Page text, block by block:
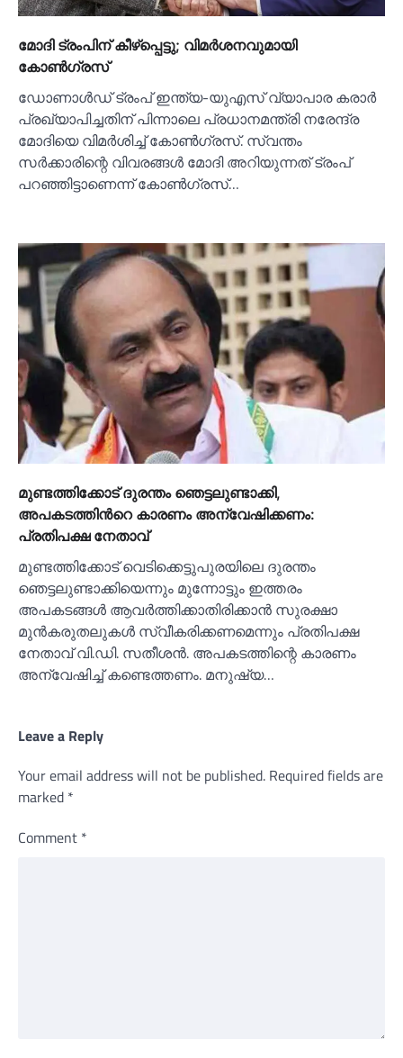
മോദി ട്രംപിന് കീഴ്പ്പെട്ടു; വിമര്‍ശനവുമായി
കോണ്‍ഗ്രസ്
ഡോണാള്‍ഡ് ട്രംപ് ഇന്ത്യ-യുഎസ് വ്യാപാര കരാർ
പ്രഖ്യാപിച്ചതിന് പിന്നാലെ പ്രധാനമന്ത്രി നരേന്ദ്ര
മോദിയെ വിമർശിച്ച്‌ കോണ്‍ഗ്രസ്. സ്വന്തം
സർക്കാരിന്റെ വിവരങ്ങള്‍ മോദി അറിയുന്നത് ട്രംപ്
പറഞ്ഞിട്ടാണെന്ന് കോണ്‍ഗ്രസ്…
മുണ്ടത്തിക്കോട് ദുരന്തം ഞെട്ടലുണ്ടാക്കി,
അപകടത്തിന്‍റെ കാരണം അന്വേഷിക്കണം:
പ്രതിപക്ഷ നേതാവ്
മുണ്ടത്തിക്കോട് വെടിക്കെട്ടുപുരയിലെ ദുരന്തം
ഞെട്ടലുണ്ടാക്കിയെന്നും മുന്നോട്ടും ഇത്തരം
അപകടങ്ങള്‍ ആവർത്തിക്കാതിരിക്കാൻ സുരക്ഷാ
മുൻകരുതലുകള്‍ സ്വീകരിക്കണമെന്നും പ്രതിപക്ഷ
നേതാവ് വി.ഡി. സതീശൻ. അപകടത്തിന്റെ കാരണം
അന്വേഷിച്ച്‌ കണ്ടെത്തണം. മനുഷ്യ…
Leave a Reply
Your email address will not be published. Required fields are
marked *
Comment *